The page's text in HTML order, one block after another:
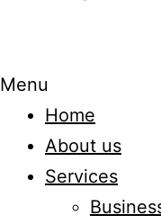
Menu
Home
About us
Services